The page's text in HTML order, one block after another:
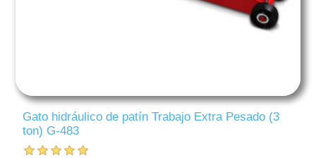
Gato hidráulico de patín Trabajo Extra Pesado (3
ton) G-483